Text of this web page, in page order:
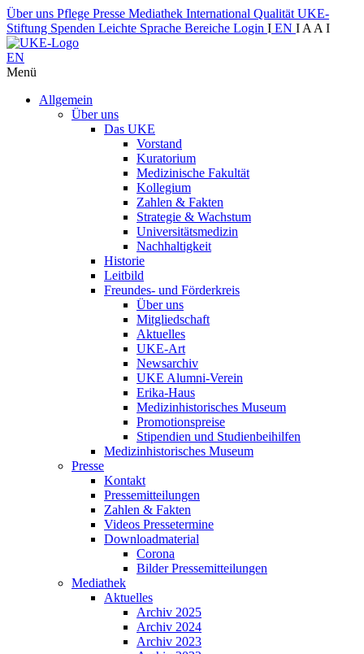
Über uns Pflege Presse Mediathek International Qualität UKE-
Stiftung Spenden Leichte Sprache Bereiche Login I EN I A A I
EN
Menü
Allgemein
Über uns
Das UKE
Vorstand
Kuratorium
Medizinische Fakultät
Kollegium
Zahlen & Fakten
Strategie & Wachstum
Universitätsmedizin
Nachhaltigkeit
Historie
Leitbild
Freundes- und Förderkreis
Über uns
Mitgliedschaft
Aktuelles
UKE-Art
Newsarchiv
UKE Alumni-Verein
Erika-Haus
Medizinhistorisches Museum
Promotionspreise
Stipendien und Studienbeihilfen
Medizinhistorisches Museum
Presse
Kontakt
Pressemitteilungen
Zahlen & Fakten
Videos Pressetermine
Downloadmaterial
Corona
Bilder Pressemitteilungen
Mediathek
Aktuelles
Archiv 2025
Archiv 2024
Archiv 2023